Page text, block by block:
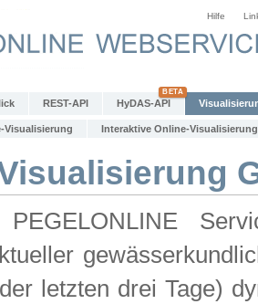
Hilfe
REST-API HyDAS-API
Visualisierung Interaktive Online-Visualisierung
letzten drei Tage)